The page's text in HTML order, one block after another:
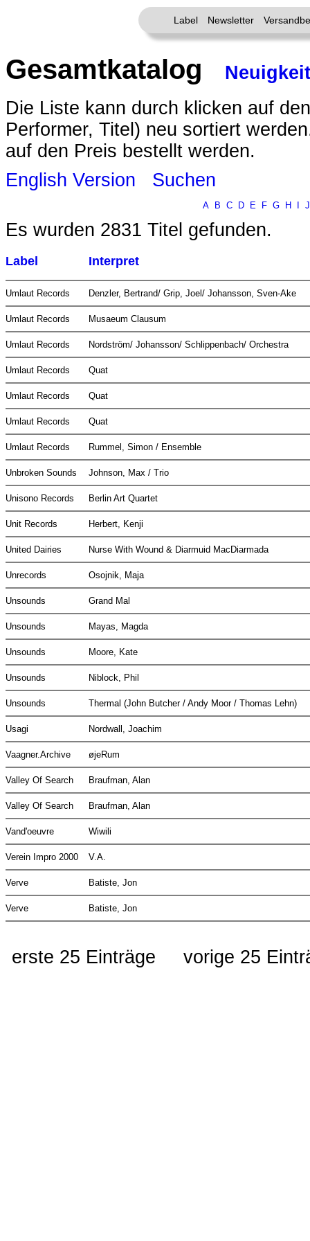
Label Newsletter
Gesamtkatalog
Die Liste kann durch klicken auf
Performer, Titel) neu sortiert
auf den Preis bestellt werden.
English Version
Suchen
A B C D E F G H J
Es wurden 2831 Titel gefunden.
Label Interpret
Umlaut Records Denzler, Bertrand/ Grip, Joel/ Johansson, Sven-Ake
Umlaut Records Musaeum Clausum
Umlaut Records Nordström/ Johansson/ Schlippenbach/ Orchestra
Umlaut Records Quat
Umlaut Records Quat
Umlaut Records Quat
Umlaut Records Rummel, Simon / Ensemble
Unbroken Sounds Johnson, Max / Trio
Unisono Records Berlin Art Quartet
Unit Records Herbert, Kenji
United Dairies Nurse With Wound & Diarmuid MacDiarmada
Unrecords Osojnik, Maja
Unsounds Grand Mal
Unsounds Mayas, Magda
Unsounds Moore, Kate
Unsounds Niblock, Phil
Unsounds Thermal (John Butcher / Andy Moor / Thomas Lehn)
Usagi Nordwall, Joachim
Vaagner.Archive øjeRum
Valley Of Search Braufman, Alan
Valley Of Search Braufman, Alan
Vand'oeuvre Wiwili
Verein Impro 2000 V.A.
Verve Batiste, Jon
Verve Batiste, Jon
erste 25 Einträge vorige 25